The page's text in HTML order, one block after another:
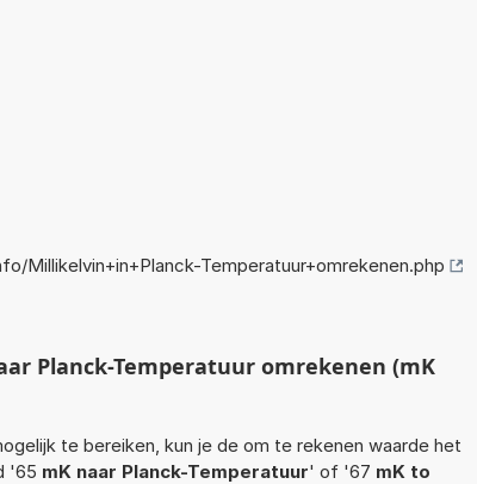
Millikelvin+in+Planck-Temperatuur+omrekenen.php
Planck-Temperatuur omrekenen (mK
te bereiken, kun je de om te rekenen waarde het
'65 mK naar Planck-Temperatuur' of '67 mK to